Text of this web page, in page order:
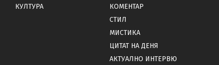
КУЛТУРА
КОМЕНТАР
СТИЛ
МИСТИКА
ЦИТАТ НА ДЕНЯ
АКТУАЛНО ИНТЕРВЮ